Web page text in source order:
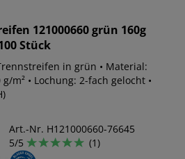
121000660 grün 160g
Stück
in grün • Material:
m² • Lochung: 2-fach gelocht •
Art.-Nr. H121000660-76645
5/5
(1)